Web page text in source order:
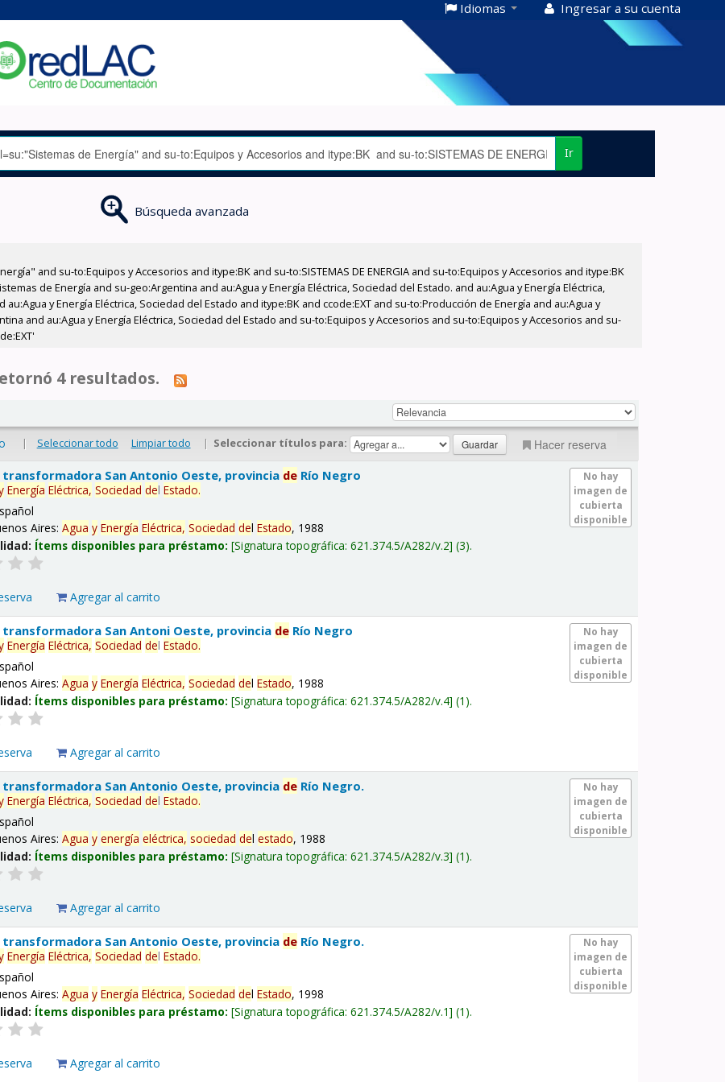
Idiomas Ingresar a su cuenta
Ir
Búsqueda avanzada
and su-to:Equipos y Accesorios and itype:BK and su-to:SISTEMAS DE ENERGIA and su-to:Equipos y Accesorios and itype:BK
de Energía and su-geo:Argentina and au:Agua y Energía Eléctrica, Sociedad del Estado. and au:Agua y Energía Eléctrica,
y Energía Eléctrica, Sociedad del Estado and itype:BK and ccode:EXT and su-to:Producción de Energía and au:Agua y
and au:Agua y Energía Eléctrica, Sociedad del Estado and su-to:Equipos y Accesorios and su-to:Equipos y Accesorios and su-
4 resultados.
| Seleccionar todo Limpiar todo | Seleccionar títulos para: Hacer reserva
No hay
imagen de
cubierta
disponible
transformadora San Antonio Oeste, provincia de Río Negro
Energía Eléctrica, Sociedad delEstado.
Aires:Agua y Energía Eléctrica, Sociedad delEstado, 1988
Ítems disponibles para préstamo: Signatura topográfica:621.374.5/A282/v.2 (3).
Agregar al carrito
No hay
imagen de
cubierta
disponible
transformadora San Antoni Oeste, provincia de Río Negro
Energía Eléctrica, Sociedad delEstado.
Aires:Agua y Energía Eléctrica, Sociedad delEstado, 1988
Ítems disponibles para préstamo: Signatura topográfica:621.374.5/A282/v.4 (1).
Agregar al carrito
No hay
imagen de
cubierta
disponible
transformadora San Antonio Oeste, provincia de Río Negro.
Energía Eléctrica, Sociedad delEstado.
Aires:Agua y energía eléctrica, sociedad delestado, 1988
Ítems disponibles para préstamo: Signatura topográfica:621.374.5/A282/v.3 (1).
Agregar al carrito
No hay
imagen de
cubierta
disponible
transformadora San Antonio Oeste, provincia de Río Negro.
Energía Eléctrica, Sociedad delEstado.
Aires:Agua y Energía Eléctrica, Sociedad delEstado, 1998
Ítems disponibles para préstamo: Signatura topográfica:621.374.5/A282/v.1 (1).
Agregar al carrito